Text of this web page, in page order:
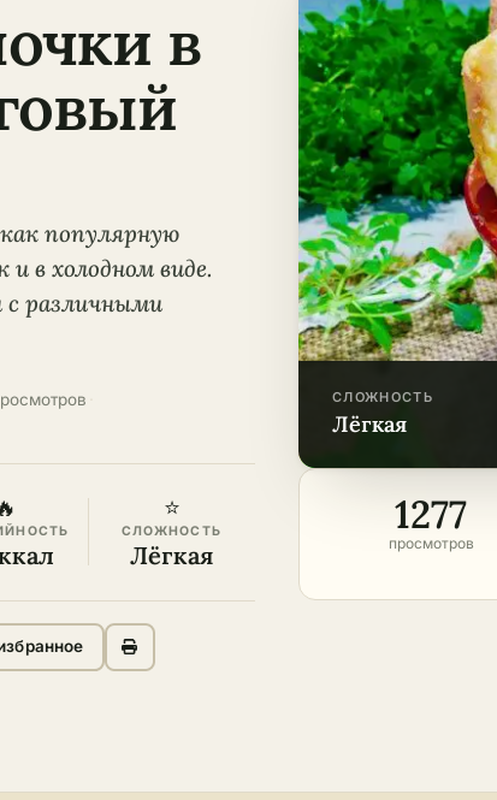
СЛОЖНОСТЬ
лёгкая
1277
просмотров
в
популярную
в холодном виде.
различными
⭐
СЛОЖНОСТЬ
Лёгкая